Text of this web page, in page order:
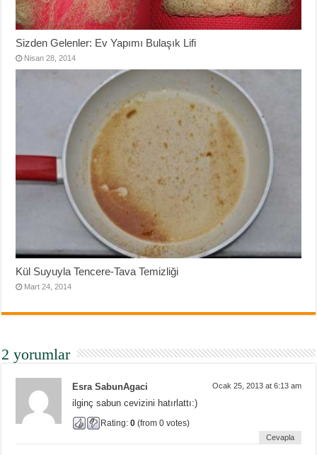
Sizden Gelenler: Ev Yapımı Bulaşık Lifi
Nisan 28, 2014
Kül Suyuyla Tencere-Tava Temizliği
Mart 24, 2014
2 yorumlar
Esra SabunAgaci Ocak 25, 2013 at 6:13 am
ilginç sabun cevizini hatırlattı:)
Rating:0 (from 0 votes)
Cevapla